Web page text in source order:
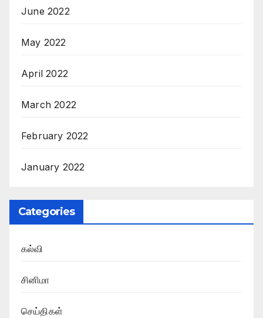
June 2022
May 2022
April 2022
March 2022
February 2022
January 2022
Categories
கல்வி
சினிமா
செய்திகள்